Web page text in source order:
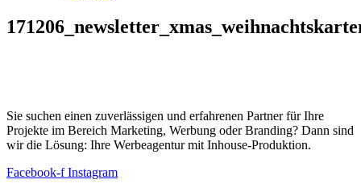
Sie suchen einen zuverlässigen und erfahrenen Partner für Ihre
Projekte im Bereich Marketing, Werbung oder Branding? Dann sind
wir die Lösung: Ihre Werbeagentur mit Inhouse-Produktion.
Facebook-f Instagram